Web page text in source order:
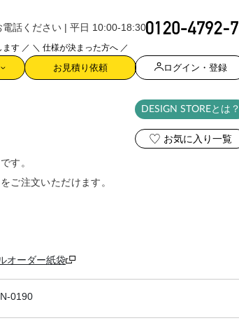
電話ください | 平日 10:00-18:30
す ／ ＼ 仕様が決まった方へ ／
お見積り依頼 ログイン・登録
DESIGN STOREとは？
お気に入り一覧
す。
ご注文いただけます。
オーダー紙袋
0190